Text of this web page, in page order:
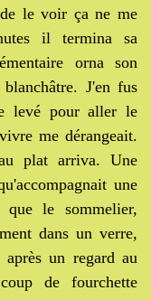
le voir ça ne me
il termina sa
orna son
J'en fus
levé pour aller le
me dérangeait.
plat arriva. Une
une
le sommelier,
dans un verre,
un regard au
de fourchette